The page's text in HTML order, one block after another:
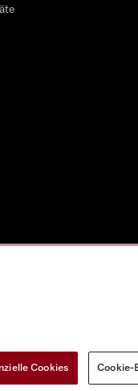
Cookie-Einstellungen
Cookies Cookie-